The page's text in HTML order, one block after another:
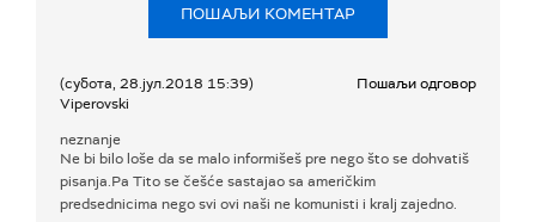
ПОШАЉИ КОМЕНТАР
(субота, 28.јул.2018 15:39)
Viperovski
Пошаљи одговор
neznanje
Ne bi bilo loše da se malo informišeš pre nego što se dohvatiš
pisanja.Pa Tito se češće sastajao sa američkim
predsednicima nego svi ovi naši ne komunisti i kralj zajedno.